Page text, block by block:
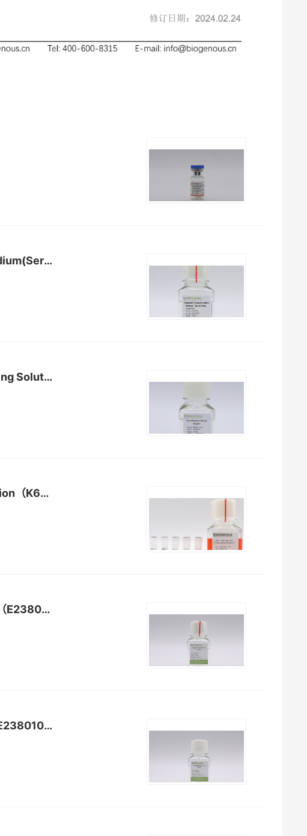
类器官冻存液Organoid Cryopreservation Medium(Serum Free)（E238023）
类器官回收防粘连润洗液Anti-Adherence Rinsing Solution（E238002）
肿瘤组织消化液Tumor Tissue Digestion Solution（K601003）
类器官消化液Organoid Dissociation Solution（E238001）
红细胞裂解液Red Blood Cell Lysis Solution（E238010）